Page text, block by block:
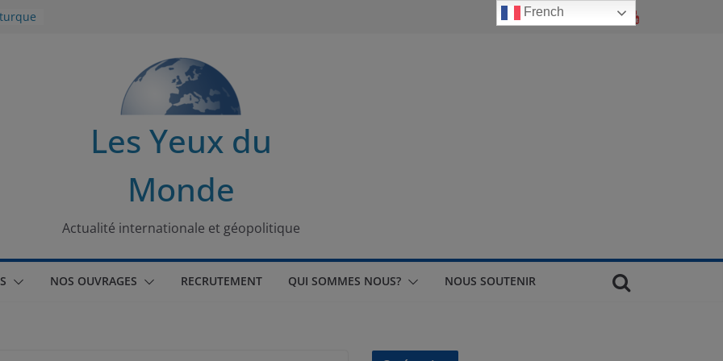
Les Yeux du
Monde
Actualité internationale et géopolitique
NOS OUVRAGES RECRUTEMENT QUI SOMMES NOUS? NOUS SOUTENIR
French